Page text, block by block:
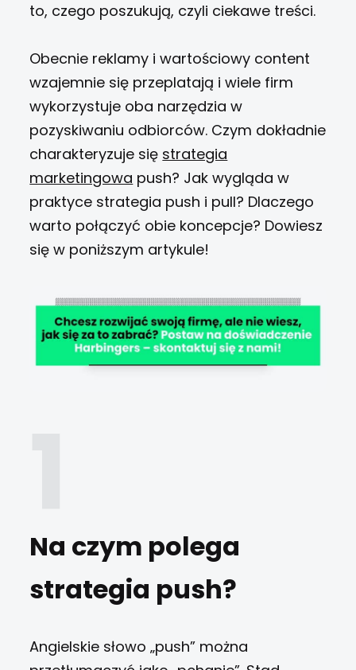
to, czego poszukują, czyli ciekawe treści.
Obecnie reklamy i wartościowy content
wzajemnie się przeplatają i wiele firm
wykorzystuje oba narzędzia w
pozyskiwaniu odbiorców. Czym dokładnie
charakteryzuje się strategia
marketingowa push? Jak wygląda w
praktyce strategia push i pull? Dlaczego
warto połączyć obie koncepcje? Dowiesz
się w poniższym artykule!
Na czym polega
strategia push?
Angielskie słowo„push” można